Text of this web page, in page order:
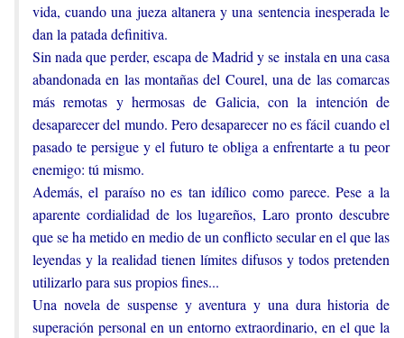
vida, cuando una jueza altanera y una sentencia inesperada le
dan la patada definitiva.
Sin nada que perder, escapa de Madrid y se instala en una casa
abandonada en las montañas del Courel, una de las comarcas
más remotas y hermosas de Galicia, con la intención de
desaparecer del mundo. Pero desaparecer no es fácil cuando el
pasado te persigue y el futuro te obliga a enfrentarte a tu peor
enemigo: tú mismo.
Además, el paraíso no es tan idílico como parece. Pese a la
aparente cordialidad de los lugareños, Laro pronto descubre
que se ha metido en medio de un conflicto secular en el que las
leyendas y la realidad tienen límites difusos y todos pretenden
utilizarlo para sus propios fines...
Una novela de suspense y aventura y una dura historia de
superación personal en un entorno extraordinario, en el que la